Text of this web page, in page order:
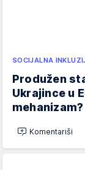
SOCIJALNA
Produžen
Ukrajince u
mehanizam?
Komentariši